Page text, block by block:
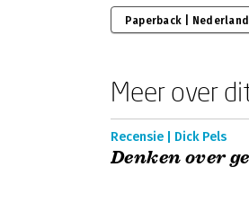
Paperback |
Meer over
Recensie | Dick Pels
Denken over